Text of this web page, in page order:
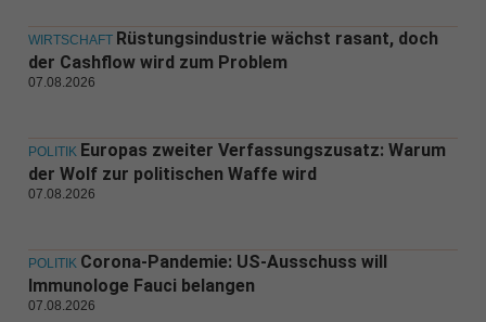
WIRTSCHAFT Rüstungsindustrie wächst rasant, doch
der Cashflow wird zum Problem
07.08.2026
POLITIK Europas zweiter Verfassungszusatz: Warum
der Wolf zur politischen Waffe wird
07.08.2026
POLITIK Corona-Pandemie: US-Ausschuss will
Immunologe Fauci belangen
07.08.2026